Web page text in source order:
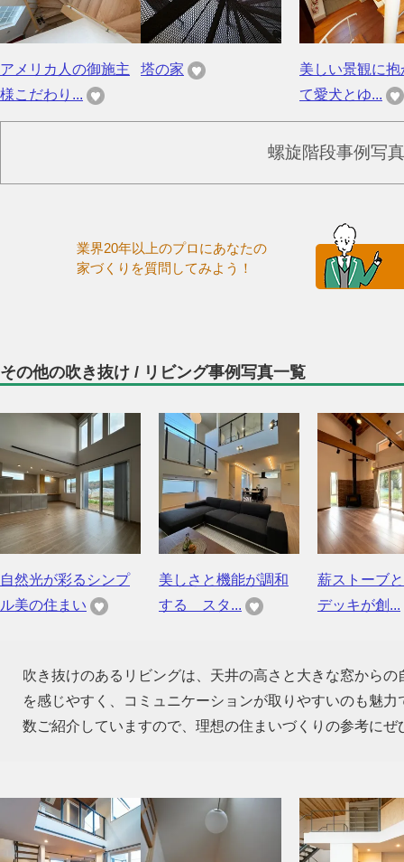
アメリカ人の御施主
様こだわり...
塔の家
美しい景観に抱
て愛犬とゆ...
螺旋階段事例写
業界20年以上のプロにあなたの
家づくりを質問してみよう！
その他の吹き抜け / リビング事例写真一覧
自然光が彩るシンプ
ル美の住まい
美しさと機能が調和
する スタ...
薪ストーブ
デッキが創...
吹き抜けのあるリビングは、天井の高さと大きな窓から
を感じやすく、コミュニケーションが取りやすいのも魅
数ご紹介していますので、理想の住まいづくりの参考にぜ